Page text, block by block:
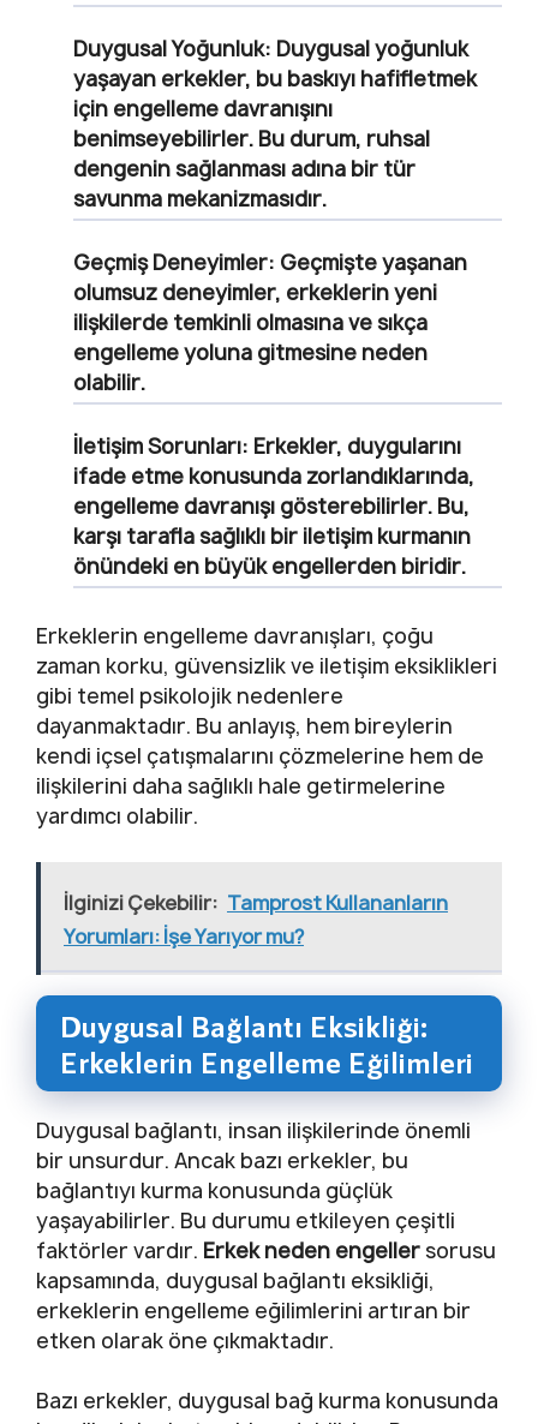
Duygusal Yoğunluk: Duygusal yoğunluk
yaşayan erkekler, bu baskıyı hafifletmek
için engelleme davranışını
benimseyebilirler. Bu durum, ruhsal
dengenin sağlanması adına bir tür
savunma mekanizmasıdır.
Geçmiş Deneyimler: Geçmişte yaşanan
olumsuz deneyimler, erkeklerin yeni
ilişkilerde temkinli olmasına ve sıkça
engelleme yoluna gitmesine neden
olabilir.
İletişim Sorunları: Erkekler, duygularını
ifade etme konusunda zorlandıklarında,
engelleme davranışı gösterebilirler. Bu,
karşı tarafla sağlıklı bir iletişim kurmanın
önündeki en büyük engellerden biridir.
Erkeklerin engelleme davranışları, çoğu
zaman korku, güvensizlik ve iletişim eksiklikleri
gibi temel psikolojik nedenlere
dayanmaktadır. Bu anlayış, hem bireylerin
kendi içsel çatışmalarını çözmelerine hem de
ilişkilerini daha sağlıklı hale getirmelerine
yardımcı olabilir.
İlginizi Çekebilir: Tamprost Kullananların
Yorumları: İşe Yarıyor mu?
Duygusal Bağlantı Eksikliği:
Erkeklerin Engelleme Eğilimleri
Duygusal bağlantı, insan ilişkilerinde önemli
bir unsurdur. Ancak bazı erkekler, bu
bağlantıyı kurma konusunda güçlük
yaşayabilirler. Bu durumu etkileyen çeşitli
faktörler vardır. Erkek neden engeller sorusu
kapsamında, duygusal bağlantı eksikliği,
erkeklerin engelleme eğilimlerini artıran bir
etken olarak öne çıkmaktadır.
Bazı erkekler, duygusal bağ kurma konusunda